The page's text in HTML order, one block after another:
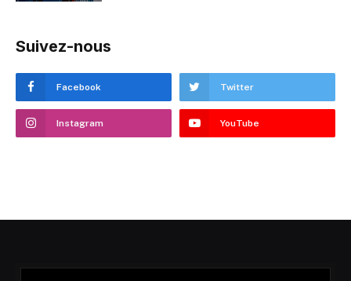
Suivez-nous
Facebook Twitter
Instagram YouTube